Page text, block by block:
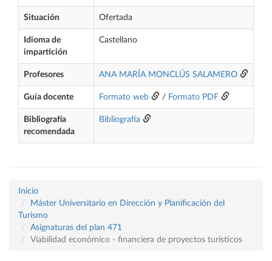
Situación Ofertada
Idioma de
impartición
Castellano
Profesores ANA MARÍA MONCLÚS SALAMERO
Guía docente Formato web / Formato PDF
Bibliografía
recomendada
Bibliografía
Inicio
Máster Universitario en Dirección y Planificación del
Turismo
Asignaturas del plan 471
Viabilidad económico - financiera de proyectos turísticos